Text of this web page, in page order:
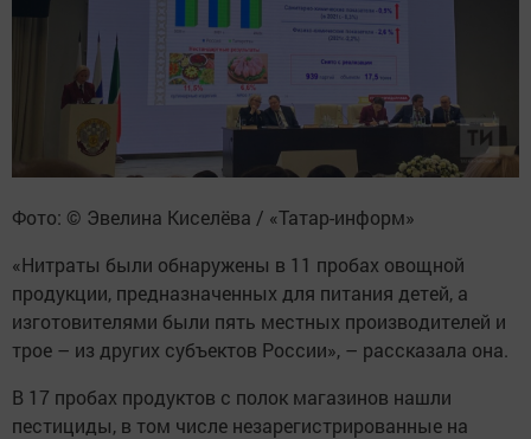
Фото: © Эвелина Киселёва / «Татар-информ»
«Нитраты были обнаружены в 11 пробах овощной
продукции, предназначенных для питания детей, а
изготовителями были пять местных производителей и
трое – из других субъектов России», – рассказала она.
В 17 пробах продуктов с полок магазинов нашли
пестициды, в том числе незарегистрированные на